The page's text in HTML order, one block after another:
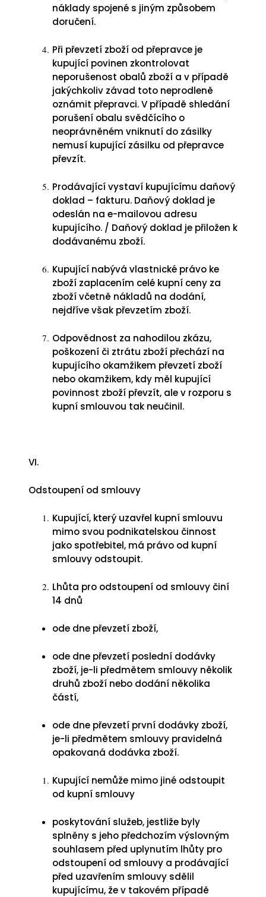
náklady spojené s jiným způsobem
doručení.
Při převzetí zboží od přepravce je
kupující povinen zkontrolovat
neporušenost obalů zboží a v případě
jakýchkoliv závad toto neprodleně
oznámit přepravci. V případě shledání
porušení obalu svědčícího o
neoprávněném vniknutí do zásilky
nemusí kupující zásilku od přepravce
převzít.
Prodávající vystaví kupujícímu daňový
doklad – fakturu. Daňový doklad je
odeslán na e-mailovou adresu
kupujícího. / Daňový doklad je přiložen k
dodávanému zboží.
Kupující nabývá vlastnické právo ke
zboží zaplacením celé kupní ceny za
zboží včetně nákladů na dodání,
nejdříve však převzetím zboží.
Odpovědnost za nahodilou zkázu,
poškození či ztrátu zboží přechází na
kupujícího okamžikem převzetí zboží
nebo okamžikem, kdy měl kupující
povinnost zboží převzít, ale v rozporu s
kupní smlouvou tak neučinil.
VI.
Odstoupení od smlouvy
Kupující, který uzavřel kupní smlouvu
mimo svou podnikatelskou činnost
jako spotřebitel, má právo od kupní
smlouvy odstoupit.
Lhůta pro odstoupení od smlouvy činí
14 dnů
ode dne převzetí zboží,
ode dne převzetí poslední dodávky
zboží, je-li předmětem smlouvy několik
druhů zboží nebo dodání několika
částí,
ode dne převzetí první dodávky zboží,
je-li předmětem smlouvy pravidelná
opakovaná dodávka zboží.
Kupující nemůže mimo jiné odstoupit
od kupní smlouvy
poskytování služeb, jestliže byly
splněny s jeho předchozím výslovným
souhlasem před uplynutím lhůty pro
odstoupení od smlouvy a prodávající
před uzavřením smlouvy sdělil
kupujícímu, že v takovém případě